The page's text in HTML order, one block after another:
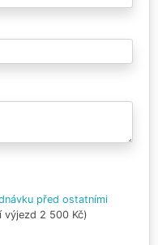
před ostatními
výjezd 2 500 Kč)